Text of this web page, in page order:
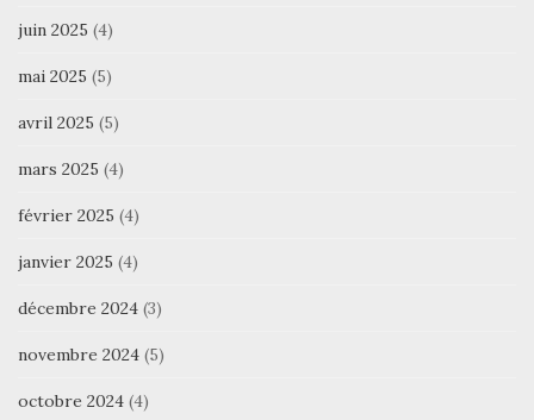
juin 2025 (4)
mai 2025 (5)
avril 2025 (5)
mars 2025 (4)
février 2025 (4)
janvier 2025 (4)
décembre 2024 (3)
novembre 2024 (5)
octobre 2024 (4)